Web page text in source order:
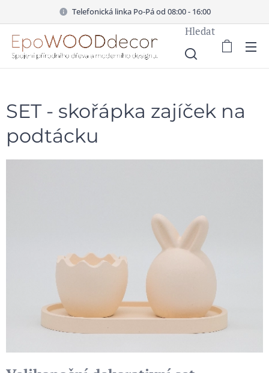
Telefonická linka Po-Pá od 08:00 - 16:00
Hledat
SET - skořápka zajíček na
podtácku